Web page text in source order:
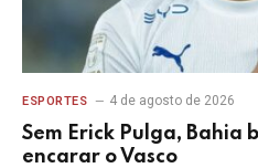
ESPORTES 4 de agosto de 2026
Sem Erick Pulga, Bahia
encarar o Vasco